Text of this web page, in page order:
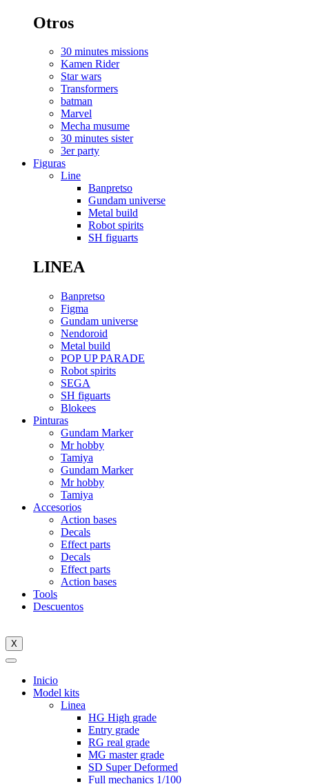
Otros
30 minutes missions
Kamen Rider
Star wars
Transformers
batman
Marvel
Mecha musume
30 minutes sister
3er party
Figuras
Line
Banpretso
Gundam universe
Metal build
Robot spirits
SH figuarts
LINEA
Banpretso
Figma
Gundam universe
Nendoroid
Metal build
POP UP PARADE
Robot spirits
SEGA
SH figuarts
Blokees
Pinturas
Gundam Marker
Mr hobby
Tamiya
Gundam Marker
Mr hobby
Tamiya
Accesorios
Action bases
Decals
Effect parts
Decals
Effect parts
Action bases
Tools
Descuentos
X
Inicio
Model kits
Linea
HG High grade
Entry grade
RG real grade
MG master grade
SD Super Deformed
Full mechanics 1/100